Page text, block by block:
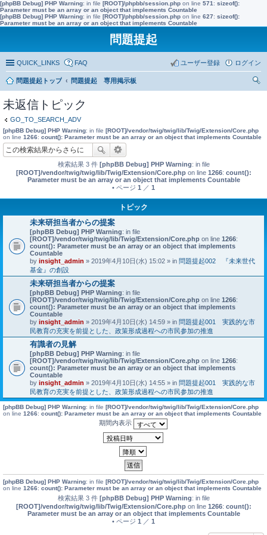
[phpBB Debug] PHP Warning: in file [ROOT]/phpbb/session.php on line 571 : sizeof():
Parameter must be an array or an object that implements Countable
[phpBB Debug] PHP Warning: in file [ROOT]/phpbb/session.php on line 627: sizeof():
Parameter must be an array or an object that implements Countable
問題提起
QUICK_LINKS FAQ ログイン
ユーザー登録
問題提起トップ
問題提起 専用掲示板
未返信トピック
GO_TO_SEARCH_ADV
[phpBB Debug] PHP Warning: in file [ROOT]/vendor/twig/twig/lib/Twig/Extension/Core.php
on line 1266: count(): Parameter must be an array or an object that implements Countable
検索結果 3 件 [phpBB Debug] PHP Warning: in file
[ROOT]/vendor/twig/twig/lib/Twig/Extension/Core.phpon line 1266: count():
Parameter must be an array or an object that implements Countable
• ページ 1 ／ 1
トピック
未来研担当者からの提案
[phpBB Debug] PHP Warning: in file
[ROOT]/vendor/twig/twig/lib/Twig/Extension/Core.php on line 1266:
count(): Parameter must be an array or an object that implements
Countable
by insight_admin » 2019年4月10日(水) 15:02 » in 問題提起002 『未来世代
基金』の創設
未来研担当者からの提案
[phpBB Debug] PHP Warning: in file
[ROOT]/vendor/twig/twig/lib/Twig/Extension/Core.php on line 1266:
count(): Parameter must be an array or an object that implements
Countable
by insight_admin » 2019年4月10日(水) 14:59 » in 問題提起001 実践的な市
民教育の充実を前提とした、政策形成過程への市民参加の推進
有識者の見解
[phpBB Debug] PHP Warning: in file
[ROOT]/vendor/twig/twig/lib/Twig/Extension/Core.php on line 1266:
count(): Parameter must be an array or an object that implements
Countable
by insight_admin » 2019年4月10日(水) 14:55 » in 問題提起001 実践的な市
民教育の充実を前提とした、政策形成過程への市民参加の推進
[phpBB Debug] PHP Warning: in file [ROOT]/vendor/twig/twig/lib/Twig/Extension/Core.php
on line 1266: count(): Parameter must be an array or an object that implements Countable
期間内表示
[phpBB Debug] PHP Warning: in file [ROOT]/vendor/twig/twig/lib/Twig/Extension/Core.php
on line 1266: count(): Parameter must be an array or an object that implements Countable
検索結果 3 件 [phpBB Debug] PHP Warning: in file
[ROOT]/vendor/twig/twig/lib/Twig/Extension/Core.phpon line 1266: count():
Parameter must be an array or an object that implements Countable
• ページ 1 ／ 1